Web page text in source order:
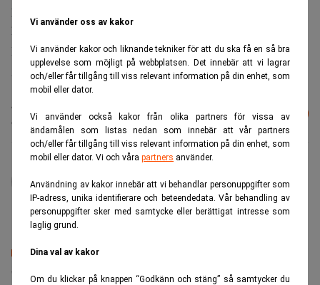
Vi använder oss av kakor
Vi använder kakor och liknande tekniker för att du ska få en så bra
upplevelse som möjligt på webbplatsen. Det innebär att vi lagrar
och/eller får tillgång till viss relevant information på din enhet, som
mobil eller dator.
Vi använder också kakor från olika partners för vissa av
ändamålen som listas nedan som innebär att vår partners
och/eller får tillgång till viss relevant information på din enhet, som
mobil eller dator. Vi och våra partners använder.
Användning av kakor innebär att vi behandlar personuppgifter som
IP-adress, unika identifierare och beteendedata. Vår behandling av
personuppgifter sker med samtycke eller berättigat intresse som
laglig grund.
Dina val av kakor
Om du klickar på knappen “Godkänn och stäng” så samtycker du
partistyrelse. Posten som vd i Svenskt Näringsliv tillträdde
hon 2003 men fick avgå 2005.
Här kan du själv läsa om Crhister Elemehagens villkor i
AMF:s årsredoving. Bläddra fram till sidan 77.
Läs mer från Realtid - vårt nyhetsbrev
är kostnadsfritt:
Prenumerera
Senaste lediga jobben